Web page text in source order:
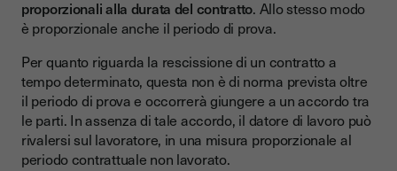
proporzionali alla durata del contratto. Allo stesso modo
è proporzionale anche il periodo di prova.
Per quanto riguarda la rescissione di un contratto a
tempo determinato, questa non è di norma prevista oltre
il periodo di prova e occorrerà giungere a un accordo tra
le parti. In assenza di tale accordo, il datore di lavoro può
rivalersi sul lavoratore, in una misura proporzionale al
periodo contrattuale non lavorato.